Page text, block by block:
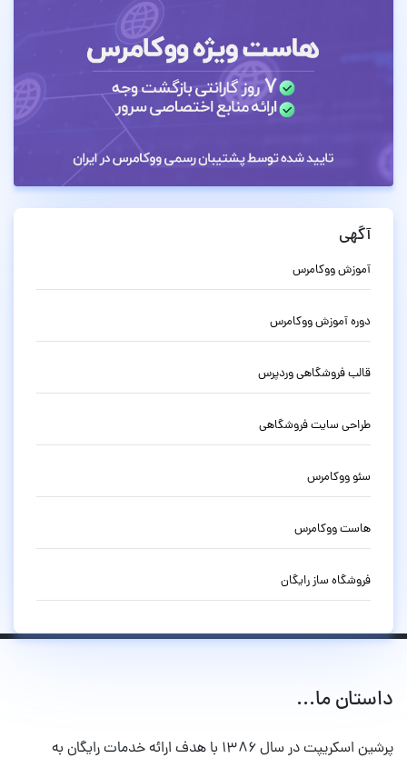
آگهی
آموزش ووکامرس
دوره آموزش ووکامرس
قالب فروشگاهی وردپرس
طراحی سایت فروشگاهی
سئو ووکامرس
هاست ووکامرس
فروشگاه ساز رایگان
داستان ما...
پرشین اسکریپت در سال ۱۳۸۶ با هدف ارائه خدمات رایگان به